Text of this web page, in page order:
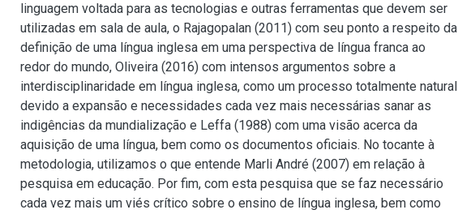
linguagem voltada para as tecnologias e outras ferramentas que devem ser
utilizadas em sala de aula, o Rajagopalan (2011) com seu ponto a respeito da
definição de uma língua inglesa em uma perspectiva de língua franca ao
redor do mundo, Oliveira (2016) com intensos argumentos sobre a
interdisciplinaridade em língua inglesa, como um processo totalmente natural
devido a expansão e necessidades cada vez mais necessárias sanar as
indigências da mundialização e Leffa (1988) com uma visão acerca da
aquisição de uma língua, bem como os documentos oficiais. No tocante à
metodologia, utilizamos o que entende Marli André (2007) em relação à
pesquisa em educação. Por fim, com esta pesquisa que se faz necessário
cada vez mais um viés crítico sobre o ensino de língua inglesa, bem como